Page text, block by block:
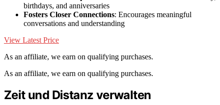
birthdays, and anniversaries
Fosters Closer Connections: Encourages meaningful
conversations and understanding
View Latest Price
As an affiliate, we earn on qualifying purchases.
As an affiliate, we earn on qualifying purchases.
Zeit und Distanz verwalten